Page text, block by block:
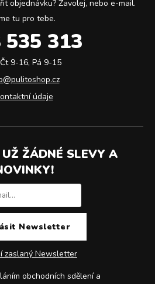
objednávku? Zavolej, nebo e-mail.
tu pro tebe.
535 313
9-16, Pá 9-15
údaje
UŽ ŽÁDNÉ SLEVY A
zaslaný Newsletter
obchodních sdělení a